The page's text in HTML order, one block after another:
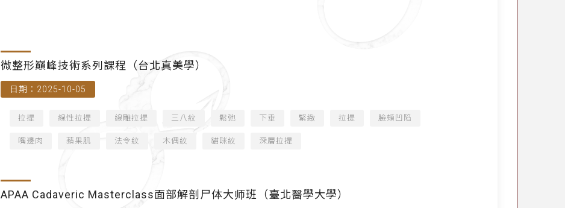
微整形巔峰技術系列課程（台北真美學）
日期：2025-10-05
拉提 線性拉提 線雕拉提 三八紋 鬆弛 下垂 緊緻 拉提 臉頰凹陷
嘴邊肉 蘋果肌 法令紋 木偶紋 貓咪紋 深層拉提
APAA Cadaveric Masterclass面部解剖尸体大师班（臺北醫學大學）